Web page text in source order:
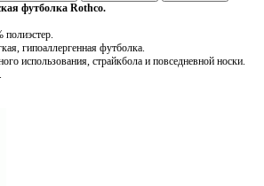
футболка Rothco.
гипоаллергенная футболка.
использования, страйкбола и повседневной носки.